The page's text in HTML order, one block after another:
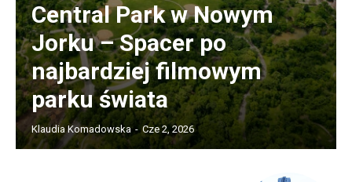
Central Park w Nowym
Jorku – Spacer po
najbardziej filmowym
parku świata
Klaudia Komadowska - Cze 2, 2026